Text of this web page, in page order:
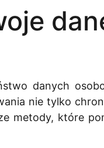
danych
nie tylko
metody, które